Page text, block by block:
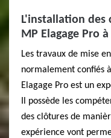
L'installation des
MP Elagage Pro
Les travaux de mise
normalement confiés
Elagage Pro est un
Il possède les
des clôtures de
expérience vont